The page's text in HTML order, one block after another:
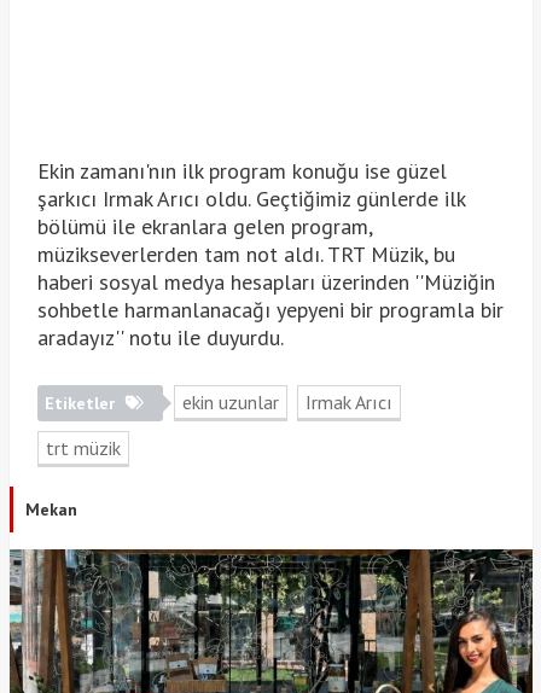
Ekin zamanı'nın ilk program konuğu ise güzel
şarkıcı Irmak Arıcı oldu. Geçtiğimiz günlerde ilk
bölümü ile ekranlara gelen program,
müzikseverlerden tam not aldı. TRT Müzik, bu
haberi sosyal medya hesapları üzerinden ''Müziğin
sohbetle harmanlanacağı yepyeni bir programla bir
aradayız'' notu ile duyurdu.
Etiketler ekin uzunlar
Irmak Arıcı
trt müzik
Mekan